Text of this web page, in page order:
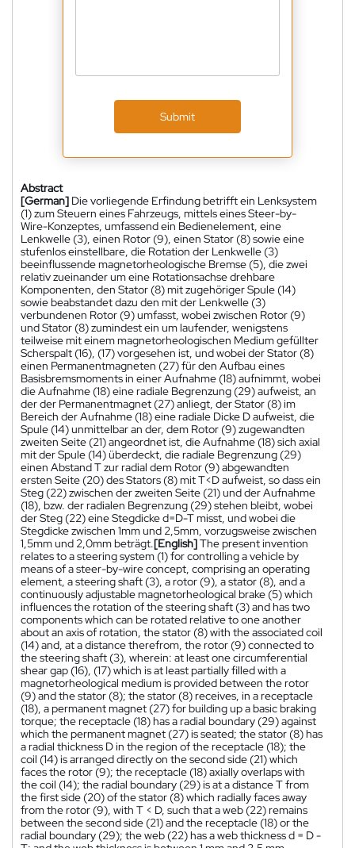
Submit
Abstract
[German] Die vorliegende Erfindung betrifft ein Lenksystem
(1) zum Steuern eines Fahrzeugs, mittels eines Steer-by-
Wire-Konzeptes, umfassend ein Bedienelement, eine
Lenkwelle (3), einen Rotor (9), einen Stator (8) sowie eine
stufenlos einstellbare, die Rotation der Lenkwelle (3)
beeinflussende magnetorheologische Bremse (5), die zwei
relativ zueinander um eine Rotationsachse drehbare
Komponenten, den Stator (8) mit zugehöriger Spule (14)
sowie beabstandet dazu den mit der Lenkwelle (3)
verbundenen Rotor (9) umfasst, wobei zwischen Rotor (9)
und Stator (8) zumindest ein um laufender, wenigstens
teilweise mit einem magnetorheologischen Medium gefüllter
Scherspalt (16), (17) vorgesehen ist, und wobei der Stator (8)
einen Permanentmagneten (27) für den Aufbau eines
Basisbremsmoments in einer Aufnahme (18) aufnimmt, wobei
die Aufnahme (18) eine radiale Begrenzung (29) aufweist, an
der der Permanentmagnet (27) anliegt, der Stator (8) im
Bereich der Aufnahme (18) eine radiale Dicke D aufweist, die
Spule (14) unmittelbar an der, dem Rotor (9) zugewandten
zweiten Seite (21) angeordnet ist, die Aufnahme (18) sich axial
mit der Spule (14) überdeckt, die radiale Begrenzung (29)
einen Abstand T zur radial dem Rotor (9) abgewandten
ersten Seite (20) des Stators (8) mit T<D aufweist, so dass ein
Steg (22) zwischen der zweiten Seite (21) und der Aufnahme
(18), bzw. der radialen Begrenzung (29) stehen bleibt, wobei
der Steg (22) eine Stegdicke d=D-T misst, und wobei die
Stegdicke zwischen 1mm und 2,5mm, vorzugsweise zwischen
1,5mm und 2,0mm beträgt.[English]The present invention
relates to a steering system (1) for controlling a vehicle by
means of a steer-by-wire concept, comprising an operating
element, a steering shaft (3), a rotor (9), a stator (8), and a
continuously adjustable magnetorheological brake (5) which
influences the rotation of the steering shaft (3) and has two
components which can be rotated relative to one another
about an axis of rotation, the stator (8) with the associated coil
(14) and, at a distance therefrom, the rotor (9) connected to
the steering shaft (3), wherein: at least one circumferential
shear gap (16), (17) which is at least partially filled with a
magnetorheological medium is provided between the rotor
(9) and the stator (8); the stator (8) receives, in a receptacle
(18), a permanent magnet (27) for building up a basic braking
torque; the receptacle (18) has a radial boundary (29) against
which the permanent magnet (27) is seated; the stator (8) has
a radial thickness D in the region of the receptacle (18); the
coil (14) is arranged directly on the second side (21) which
faces the rotor (9); the receptacle (18) axially overlaps with
the coil (14); the radial boundary (29) is at a distance T from
the first side (20) of the stator (8) which radially faces away
from the rotor (9), with T < D, such that a web (22) remains
between the second side (21) and the receptacle (18) or the
radial boundary (29); the web (22) has a web thickness d = D -